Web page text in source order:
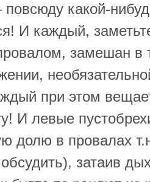
повсюду какой-
И каждый,
замешан в
при этом
И левые
долю в провалах
затаив